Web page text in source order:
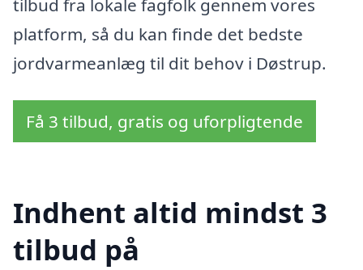
tilbud fra lokale fagfolk gennem vores
platform, så du kan finde det bedste
jordvarmeanlæg til dit behov i Døstrup.
Få 3 tilbud, gratis og uforpligtende
Indhent altid mindst 3
tilbud på